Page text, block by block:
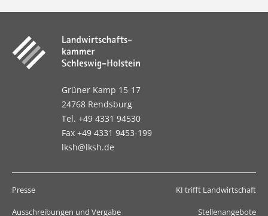
Grüner Kamp 15-17
24768 Rendsburg
Tel. +49 4331 94530
Fax +49 4331 9453-199
lksh@lksh.de
Presse KI trifft Landwirtschaft
Ausschreibungen und Vergabe Stellenangebote